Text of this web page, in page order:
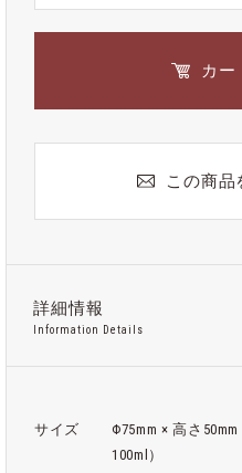
カー
この商品
詳細情報
Information Details
サイズ
Φ75mm × 高さ
100ml）